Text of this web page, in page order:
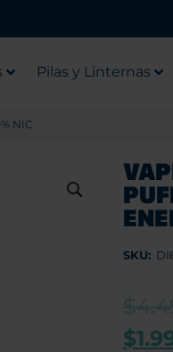
Pilas y Linternas
NIC
SKU:
$